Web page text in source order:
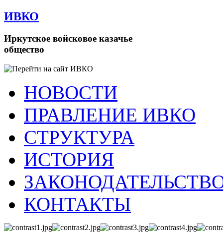
ИВКО
Иркутское войсковое казачье
общество
НОВОСТИ
ПРАВЛЕНИЕ ИВКО
СТРУКТУРА
ИСТОРИЯ
КОНТАКТЫ